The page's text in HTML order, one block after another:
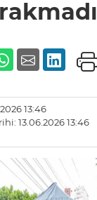
13:46
13.06.2026 13:46